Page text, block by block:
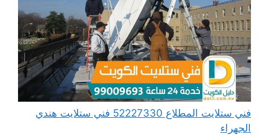
فني ستلايت المطلاع 52227330 فني ستلايت هندي
الجهراء